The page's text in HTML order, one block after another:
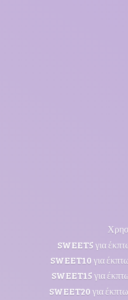
SWEET5 για
SWEET10 για
SWEET15 για
SWEET20 για